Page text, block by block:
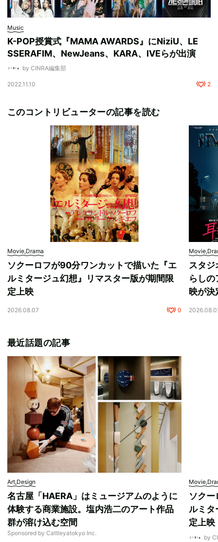
Music
K-POP授賞式『MAMA AWARDS』にNiziU、LE
SSERAFIM、NewJeans、KARA、IVEらが出演
by CINRA編集部
2022.11.10 2
このコントリビューターの記事を読む
Movie,Drama
ソクーロフが90分ワンカットで描いた『エ
ルミタージュ幻想』リマスター版が期間限
定上映
2026.08.07 0
スタジ
らし
映が決
最近話題の記事
Art,Design
名古屋「HAERA」はミュージアムのように
体験する商業施設。塩内浩二のアート作品
群が溶け込む空間
Sponsored by Cattleyatokyo Inc.
ソク
ルミタ
定上映
by